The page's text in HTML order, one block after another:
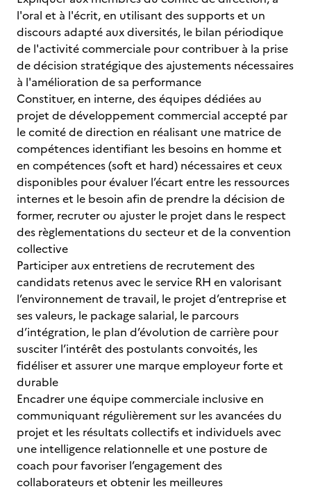
l'oral et à l'écrit, en utilisant des supports et un
discours adapté aux diversités, le bilan périodique
de l'activité commerciale pour contribuer à la prise
de décision stratégique des ajustements nécessaires
à l'amélioration de sa performance
Constituer, en interne, des équipes dédiées au
projet de développement commercial accepté par
le comité de direction en réalisant une matrice de
compétences identifiant les besoins en homme et
en compétences (soft et hard) nécessaires et ceux
disponibles pour évaluer l’écart entre les ressources
internes et le besoin afin de prendre la décision de
former, recruter ou ajuster le projet dans le respect
des règlementations du secteur et de la convention
collective
Participer aux entretiens de recrutement des
candidats retenus avec le service RH en valorisant
l’environnement de travail, le projet d’entreprise et
ses valeurs, le package salarial, le parcours
d’intégration, le plan d’évolution de carrière pour
susciter l’intérêt des postulants convoités, les
fidéliser et assurer une marque employeur forte et
durable
Encadrer une équipe commerciale inclusive en
communiquant régulièrement sur les avancées du
projet et les résultats collectifs et individuels avec
une intelligence relationnelle et une posture de
coach pour favoriser l’engagement des
collaborateurs et obtenir les meilleures